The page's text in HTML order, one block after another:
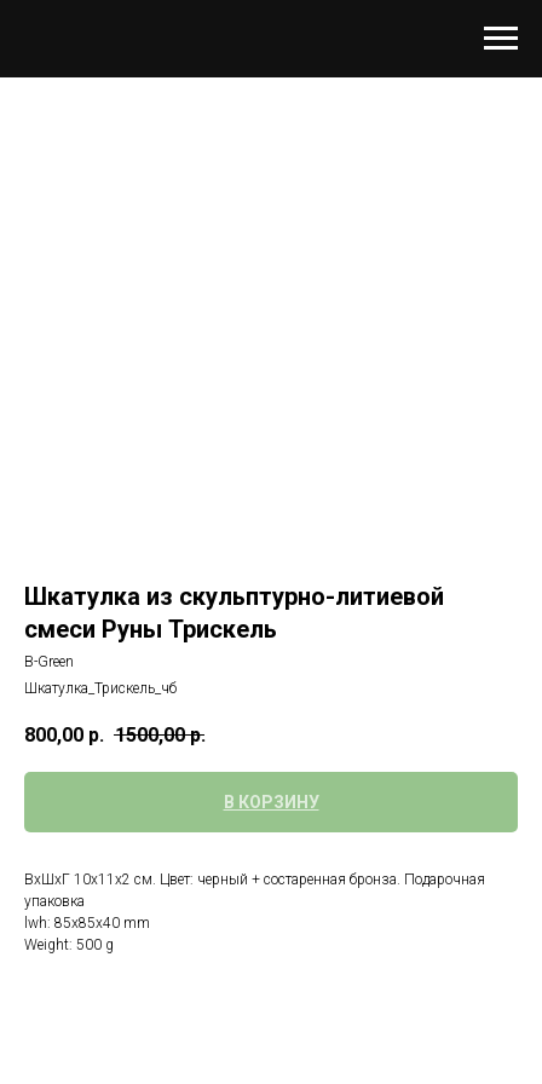
Шкатулка из скульптурно-литиевой
смеси Руны Трискель
B-Green
Шкатулка_Трискель_чб
800,00 р. 1500,00 р.
В КОРЗИНУ
ВхШхГ 10х11х2 см. Цвет: черный + состаренная бронза. Подарочная
упаковка
lwh: 85x85x40 mm
Weight: 500 g